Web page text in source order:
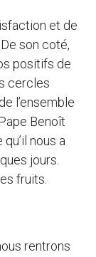
et de
son coté,
positifs de
cercles
l’ensemble
Benoît
nous a
jours.
fruits.
rentrons